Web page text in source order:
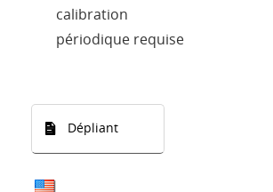
calibration
périodique requise
Dépliant